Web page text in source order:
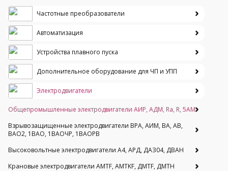
Частотные преобразователи
Автоматизация
Устройства плавного пуска
Дополнительное оборудование для ЧП и УПП
Электродвигатели
Общепромышленные электродвигатели АИР, АДМ, Ra, R, 5AM
Взрывозащищенные электродвигатели ВРА, АИМ, ВА, АВ,
ВАO2, 1ВАО, 1ВАОЧР, 1ВАОРВ
Высоковольтные электродвигатели A4, АРД, ДАЗ04, ДВАН
Крановые электродвигатели AMTF, AMTKF, ДMTF, ДМТН